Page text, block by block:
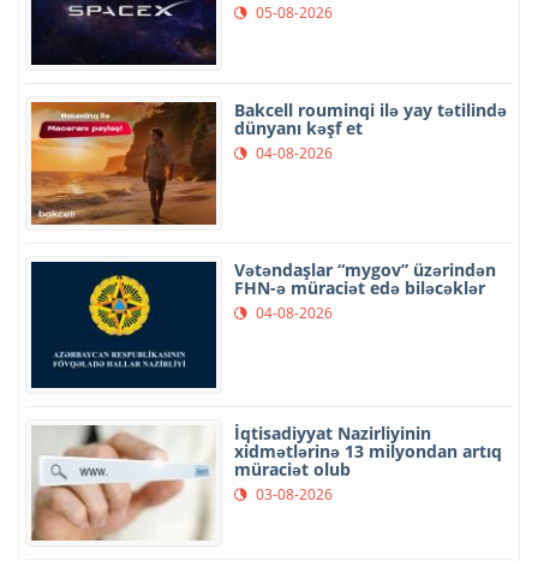
05-08-2026
Bakcell rouminqi ilə yay tətilində
dünyanı kəşf et
04-08-2026
Vətəndaşlar “mygov” üzərindən
FHN-ə müraciət edə biləcəklər
04-08-2026
İqtisadiyyat Nazirliyinin
xidmətlərinə 13 milyondan artıq
müraciət olub
03-08-2026